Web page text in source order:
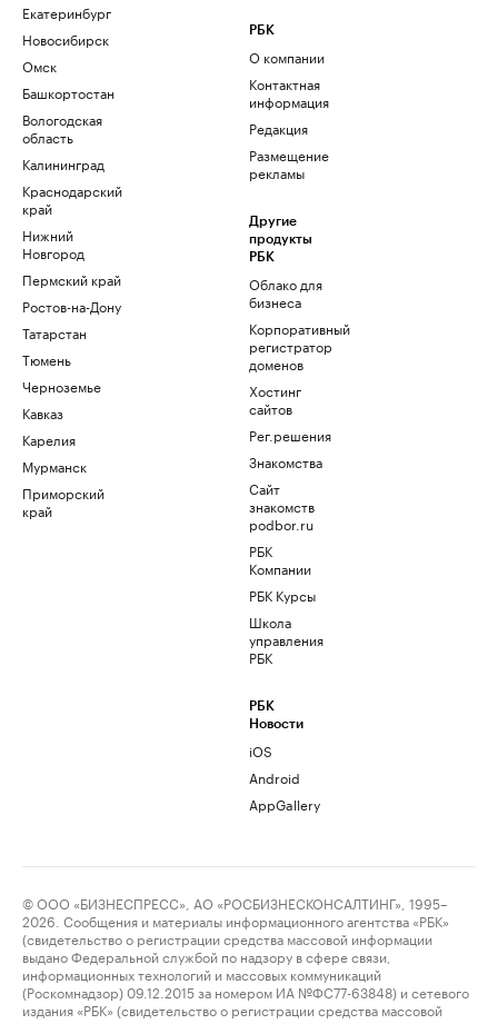
Екатеринбург
Новосибирск
Омск
Башкортостан
Вологодская
область
Калининград
Краснодарский
край
Нижний
Новгород
Пермский край
Ростов-на-Дону
Татарстан
Тюмень
Черноземье
Кавказ
Карелия
Мурманск
Приморский
край
РБК
О компании
Контактная
информация
Редакция
Размещение
рекламы
Другие
продукты
РБК
Облако для
бизнеса
Корпоративный
регистратор
доменов
Хостинг
сайтов
Рег.решения
Знакомства
Сайт
знакомств
podbor.ru
РБК
Компании
РБК Курсы
Школа
управления
РБК
РБК
Новости
iOS
Android
AppGallery
© ООО «БИЗНЕСПРЕСС», АО «РОСБИЗНЕСКОНСАЛТИНГ», 1995–
2026. Сообщения и материалы информационного агентства «РБК»
(свидетельство о регистрации средства массовой информации
выдано Федеральной службой по надзору в сфере связи,
информационных технологий и массовых коммуникаций
(Роскомнадзор) 09.12.2015 за номером ИА №ФС77-63848) и сетевого
издания «РБК» (свидетельство о регистрации средства массовой